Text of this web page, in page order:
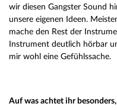
wir diesen Gangster Sound
unsere eigenen Ideen.
mache den Rest der
Instrument deutlich hörbar
mir wohl eine Gefühlssache.
Auf was achtet ihr